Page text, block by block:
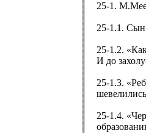
25-1.
25-1.1. Сын
25-1.2.
И до
25-1.3.
25-1.4.